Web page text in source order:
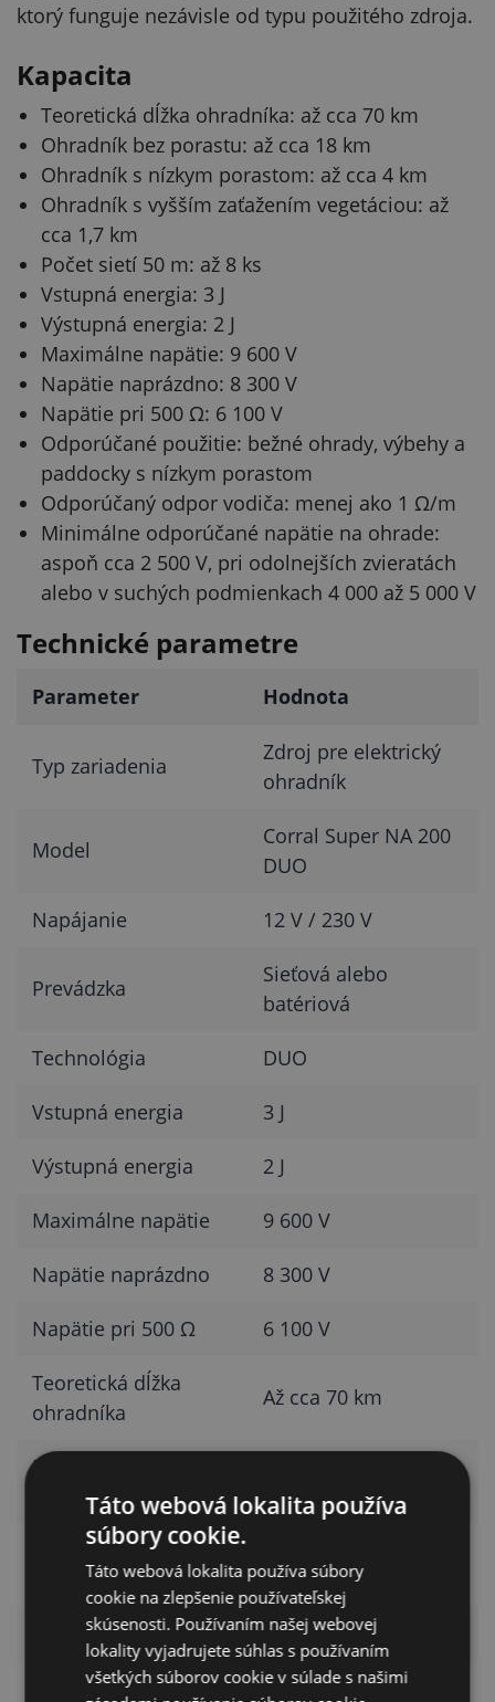
ktorý funguje nezávisle od typu použitého zdroja.
Kapacita
Teoretická dĺžka ohradníka: až cca 70 km
Ohradník bez porastu: až cca 18 km
Ohradník s nízkym porastom: až cca 4 km
Ohradník s vyšším zaťažením vegetáciou: až
cca 1,7 km
Počet sietí 50 m: až 8 ks
Vstupná energia: 3 J
Výstupná energia: 2 J
Maximálne napätie: 9 600 V
Napätie naprázdno: 8 300 V
Napätie pri 500 Ω: 6 100 V
Odporúčané použitie: bežné ohrady, výbehy a
paddocky s nízkym porastom
Odporúčaný odpor vodiča: menej ako 1 Ω/m
Minimálne odporúčané napätie na ohrade:
aspoň cca 2 500 V, pri odolnejších zvieratách
alebo v suchých podmienkach 4 000 až 5 000 V
Technické parametre
Parameter Hodnota
Typ zariadenia
Zdroj pre elektrický
ohradník
Model
Corral Super NA 200
DUO
Napájanie 12 V / 230 V
Prevádzka
Sieťová alebo
batériová
Technológia DUO
Vstupná energia 3 J
Výstupná energia 2 J
Maximálne napätie 9 600 V
Napätie naprázdno 8 300 V
Napätie pri 500 Ω 6 100 V
Teoretická dĺžka
ohradníka
Až cca 70 km
Dĺžka ohradníka bez
porastu
Dĺžka ohradníka s
nízkym porastom
Až cca 4 km
Počet sietí 50 m Až 8 ks
Odporúčané 2× 1 m uzemňovacia
Táto webová lokalita používa
súbory cookie.
Táto webová lokalita používa súbory
cookie na zlepšenie používateľskej
skúsenosti. Používaním našej webovej
lokality vyjadrujete súhlas s používaním
všetkých súborov cookie v súlade s našimi